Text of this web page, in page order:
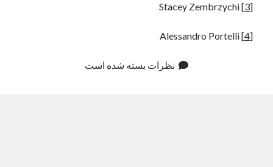
[3]
Stacey Zembrzychi
[4]
Alessandro Portelli
نظرات بسته شده است